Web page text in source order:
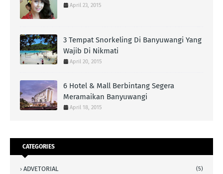
April 23, 2015
3 Tempat Snorkeling Di Banyuwangi Yang
Wajib Di Nikmati
April 20, 2015
6 Hotel & Mall Berbintang Segera
Meramaikan Banyuwangi
April 18, 2015
CATEGORIES
ADVETORIAL (5)